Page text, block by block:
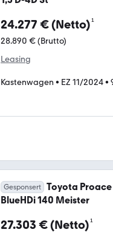
24.277 € (Netto)¹
28.890 € (Brutto)
Leasing
Kastenwagen • EZ 11/2024•
Gesponsert
Toyota Proace
BlueHDi 140 Meister
27.303 € (Netto)¹